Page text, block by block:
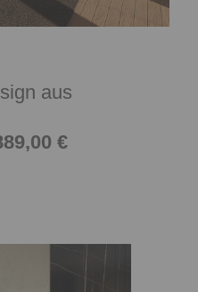
aus
€